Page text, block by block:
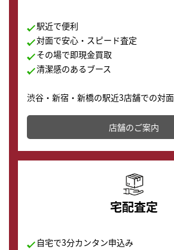
駅近で便利
対面で安心・スピード査定
その場で即現金買取
清潔感のあるブース
渋谷・新宿・新橋の駅近3店舗での対
その場で現金買取致します。渋谷本店
店舗を併設しており、下取りに出して
の購入もできます♪
店舗のご案内
宅配査定
自宅で3分カンタン申込み